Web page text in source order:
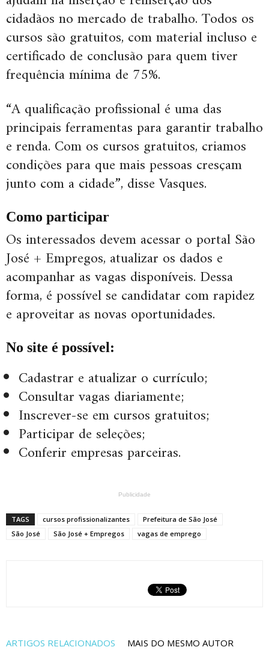
cidadãos no mercado de trabalho. Todos os
cursos são gratuitos, com material incluso e
certificado de conclusão para quem tiver
frequência mínima de 75%.
“A qualificação profissional é uma das
principais ferramentas para garantir trabalho
e renda. Com os cursos gratuitos, criamos
condições para que mais pessoas cresçam
junto com a cidade”, disse Vasques.
Como participar
Os interessados devem acessar o portal São
José + Empregos, atualizar os dados e
acompanhar as vagas disponíveis. Dessa
forma, é possível se candidatar com rapidez
e aproveitar as novas oportunidades.
No site é possível:
Cadastrar e atualizar o currículo;
Consultar vagas diariamente;
Inscrever-se em cursos gratuitos;
Participar de seleções;
Conferir empresas parceiras.
Publicidade
TAGS cursos profissionalizantes
Prefeitura de São José
São José
São José + Empregos vagas de emprego
ARTIGOS RELACIONADOS MAIS DO MESMO AUTOR